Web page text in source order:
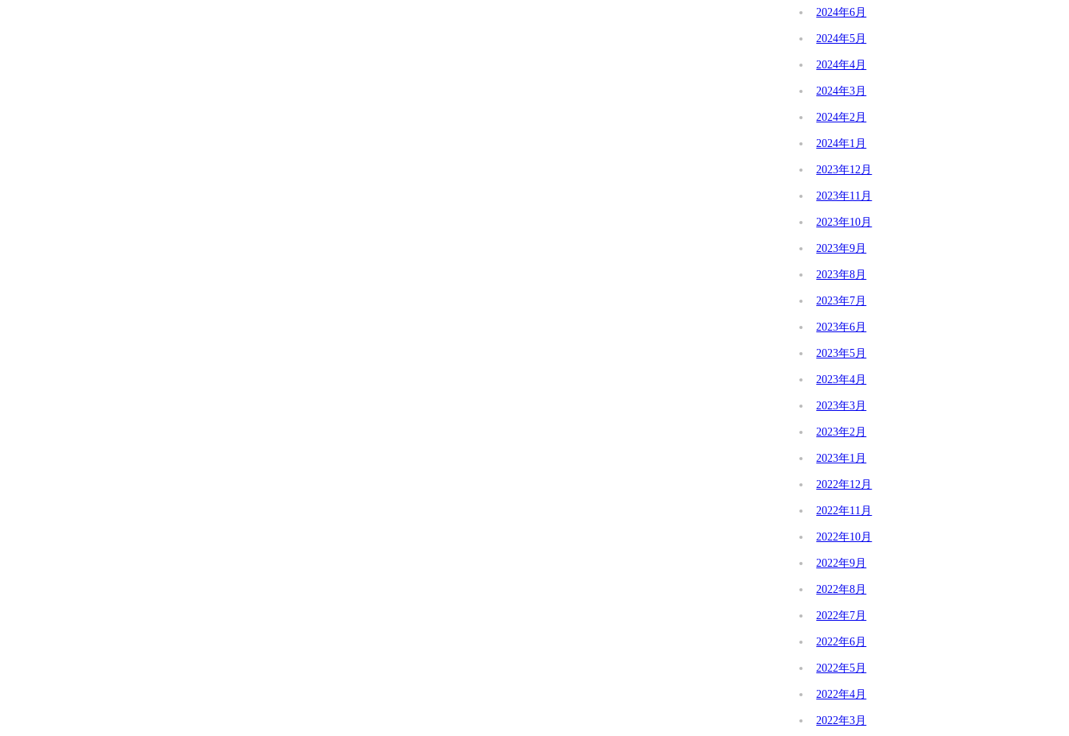
2024年6月
2024年5月
2024年4月
2024年3月
2024年2月
2024年1月
2023年12月
2023年11月
2023年10月
2023年9月
2023年8月
2023年7月
2023年6月
2023年5月
2023年4月
2023年3月
2023年2月
2023年1月
2022年12月
2022年11月
2022年10月
2022年9月
2022年8月
2022年7月
2022年6月
2022年5月
2022年4月
2022年3月